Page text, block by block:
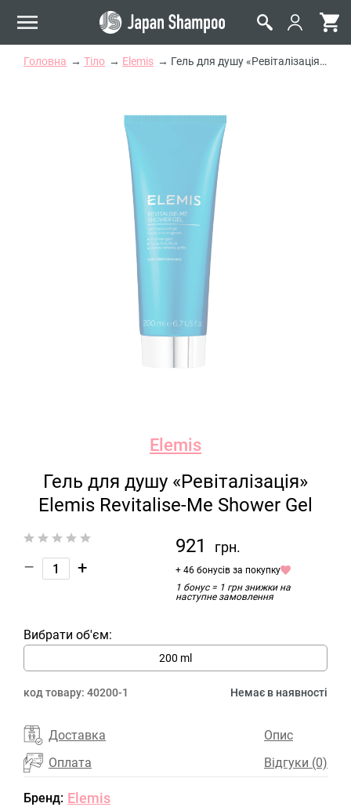
Головна Тіло Elemis Гель для душу «Ревіталізація» Elemis Revitalise-Me Shower Gel
Elemis
Гель для душу «Ревіталізація»
Elemis Revitalise-Me Shower Gel
– +
921 грн.
+ 46 бонусів за покупку
1 бонус = 1 грн знижки на
наступне замовлення
Вибрати об'єм:
200 ml
код товару: 40200-1 Немає в наявності
Доставка
Оплата
Опис
Відгуки (0)
Бренд: Elemis